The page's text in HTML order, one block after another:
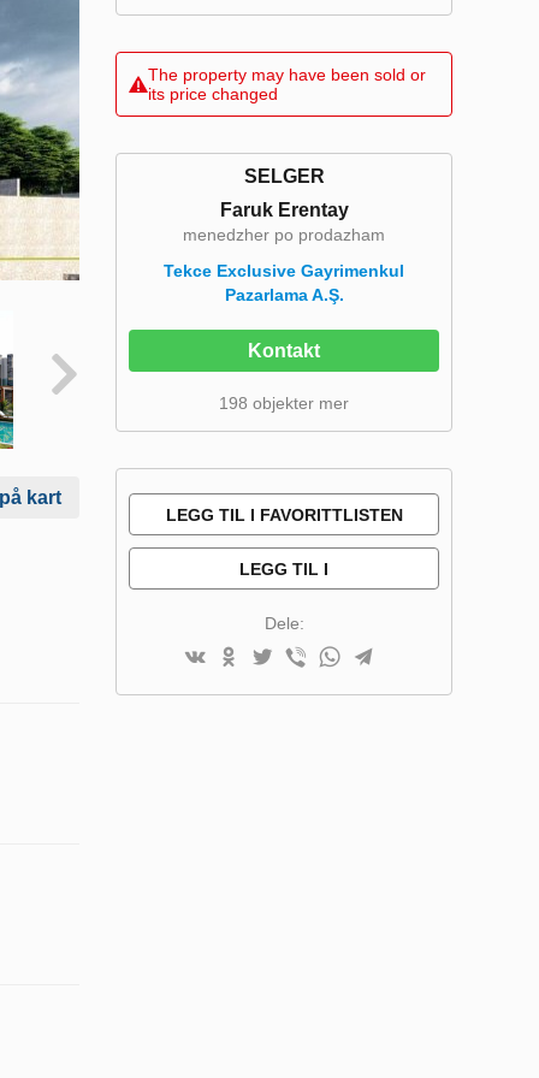
kart
The property may have been sold or
its price changed
SELGER
Faruk Erentay
menedzher po prodazham
Tekce Exclusive Gayrimenkul
Pazarlama A.Ş.
Kontakt
198 objekter mer
LEGG TIL I FAVORITTLISTEN
LEGG TIL I
Dele: